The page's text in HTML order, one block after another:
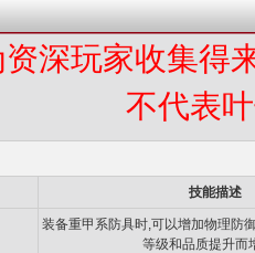
深玩家收集得
不代表
技能描述
装备重甲系防具时,可以增加物理防
等级和品质提升而